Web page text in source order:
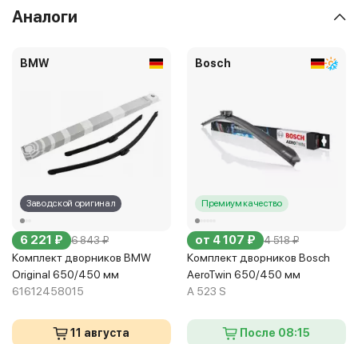
Аналоги
BMW
Заводской оригинал
6 221 ₽ 6 843 ₽
Комплект дворников BMW
Original 650/450 мм
61612458015
11 августа
Bosch
Премиум качество
от 4 107 ₽ 4 518 ₽
Комплект дворников Bosch
AeroTwin 650/450 мм
A 523 S
После 08:15